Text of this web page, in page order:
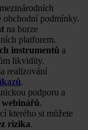
obchodní podmínky.
na burze
platforem.
instrumentů a
likvidity.
realizování
.
podporu a
webinářů.
kterého si můžete
rizika.